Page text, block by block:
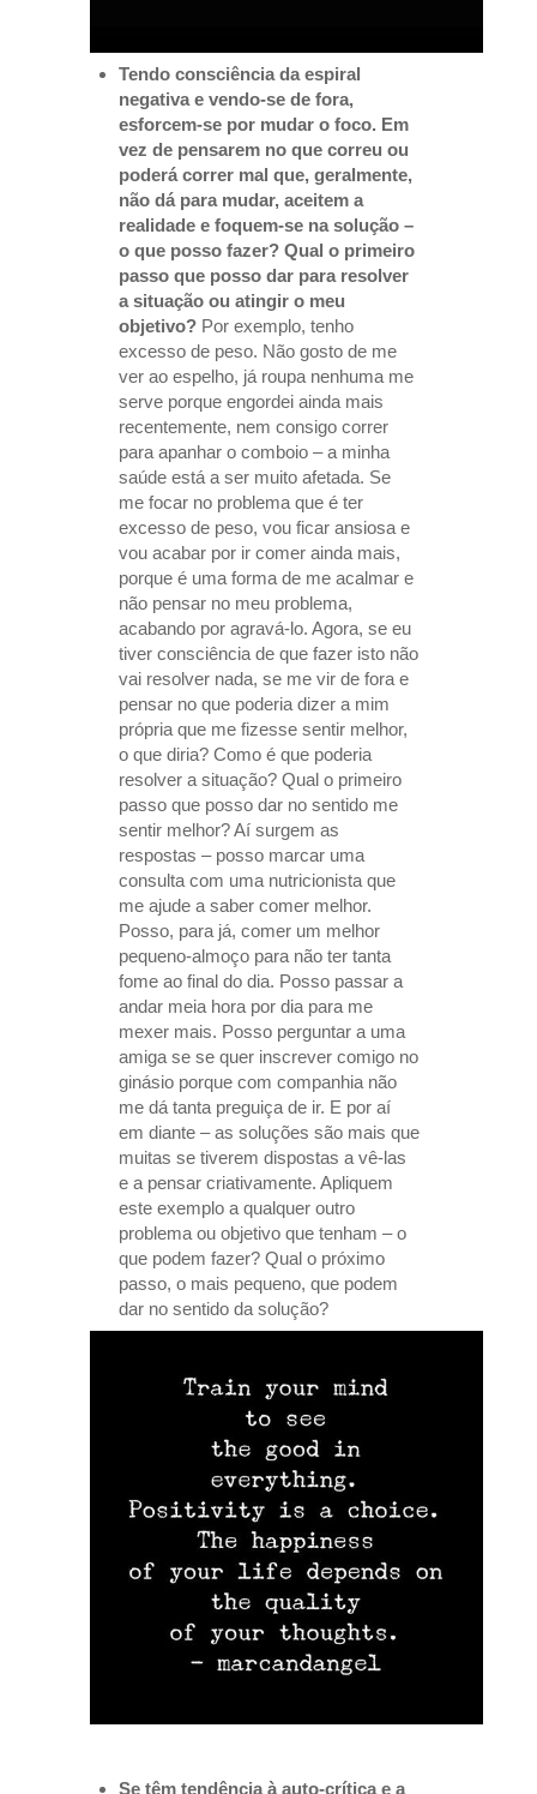
Tendo consciência da espiral
negativa e vendo-se de fora,
esforcem-se por mudar o foco. Em
vez de pensarem no que correu ou
poderá correr mal que, geralmente,
não dá para mudar, aceitem a
realidade e foquem-se na solução –
o que posso fazer? Qual o primeiro
passo que posso dar para resolver
a situação ou atingir o meu
objetivo? Por exemplo, tenho
excesso de peso. Não gosto de me
ver ao espelho, já roupa nenhuma me
serve porque engordei ainda mais
recentemente, nem consigo correr
para apanhar o comboio – a minha
saúde está a ser muito afetada. Se
me focar no problema que é ter
excesso de peso, vou ficar ansiosa e
vou acabar por ir comer ainda mais,
porque é uma forma de me acalmar e
não pensar no meu problema,
acabando por agravá-lo. Agora, se eu
tiver consciência de que fazer isto não
vai resolver nada, se me vir de fora e
pensar no que poderia dizer a mim
própria que me fizesse sentir melhor,
o que diria? Como é que poderia
resolver a situação? Qual o primeiro
passo que posso dar no sentido me
sentir melhor? Aí surgem as
respostas – posso marcar uma
consulta com uma nutricionista que
me ajude a saber comer melhor.
Posso, para já, comer um melhor
pequeno-almoço para não ter tanta
fome ao final do dia. Posso passar a
andar meia hora por dia para me
mexer mais. Posso perguntar a uma
amiga se se quer inscrever comigo no
ginásio porque com companhia não
me dá tanta preguiça de ir. E por aí
em diante – as soluções são mais que
muitas se tiverem dispostas a vê-las
e a pensar criativamente. Apliquem
este exemplo a qualquer outro
problema ou objetivo que tenham – o
que podem fazer? Qual o próximo
passo, o mais pequeno, que podem
dar no sentido da solução?
Se têm tendência à auto-crítica e a